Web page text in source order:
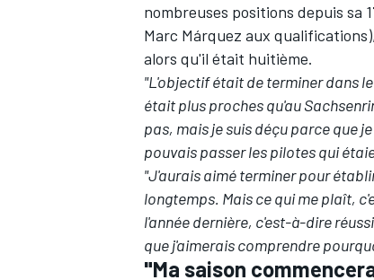
nombreuses positions depuis sa
Marc Márquez aux qualifications
alors qu'il était huitième.
"L'objectif était de terminer dans
était plus proches qu'au
pas, mais je suis déçu parce que
pouvais passer les pilotes qui
"J'aurais aimé terminer pour
longtemps. Mais ce qui me plaît,
l'année dernière, c'est-à-dire
que j'aimerais comprendre
"Ma saison